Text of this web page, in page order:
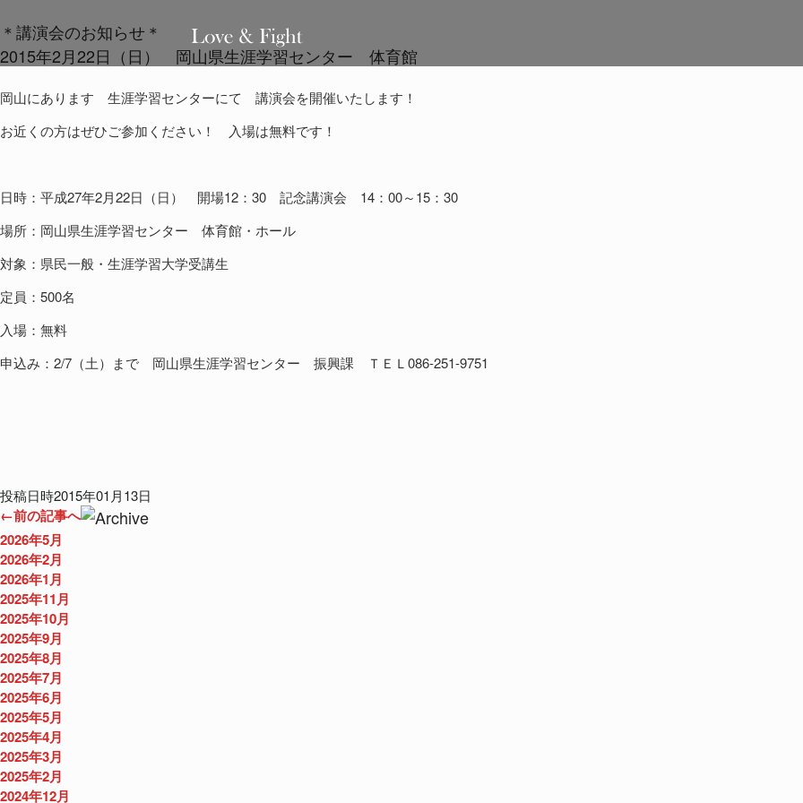
＊講演会のお知らせ＊
2015年2月22日（日） 岡山県生涯学習センター 体育館
岡山にあります 生涯学習センターにて 講演会を開催いたします！
お近くの方はぜひご参加ください！ 入場は無料です！
日時：平成27年2月22日（日） 開場12：30 記念講演会 14：00～15：30
場所：岡山県生涯学習センター 体育館・ホール
対象：県民一般・生涯学習大学受講生
定員：500名
入場：無料
申込み：2/7（土）まで 岡山県生涯学習センター 振興課 ＴＥＬ086-251-9751
投稿日時2015年01月13日
←前の記事へ
2026年5月
2026年2月
2026年1月
2025年11月
2025年10月
2025年9月
2025年8月
2025年7月
2025年6月
2025年5月
2025年4月
2025年3月
2025年2月
2024年12月